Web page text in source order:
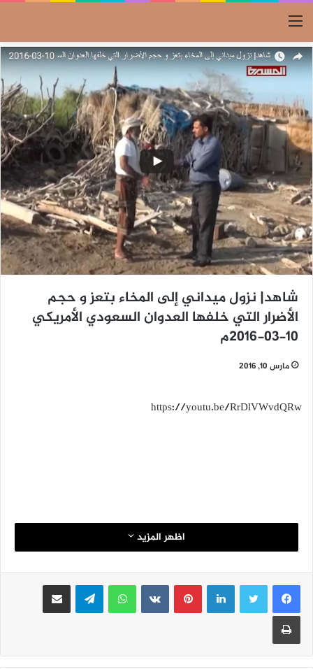
القائمة
شاهد| نزول ميداني إلى المخاء بتعز و حجم
الأضرار التي خلفها العدوان السعودي الأمريكي
10-03-2016م
مارس 10, 2016
https://youtu.be/RrDlVWvdQRw
اظهر المزيد
لينكدإنبينتيريست واتساب تيلقرام مشاركة عبر البريد
طباعة